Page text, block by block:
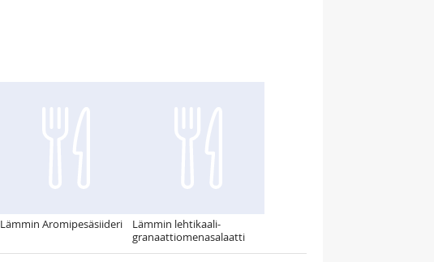
Lämmin Aromipesäsiideri
Lämmin lehtikaali-
granaattiomenasalaatti